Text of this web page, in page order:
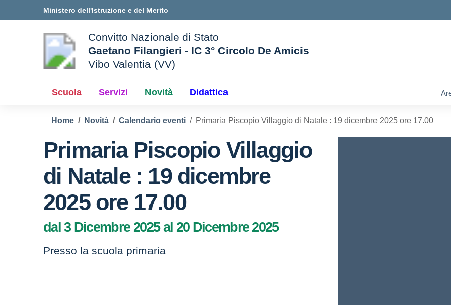
Ministero dell'Istruzione e del Merito
scuola
Convitto Nazionale di Stato
Gaetano Filangieri - IC 3° Circolo De Amicis
Vibo Valentia (VV)
Scuola Servizi Novità Didattica
Home Novità Calendario eventi Primaria Piscopio Villaggio di Natale : 19 dicembre 2025 ore 17.00
Primaria Piscopio Villaggio
di Natale : 19 dicembre
2025 ore 17.00
dal 3 Dicembre 2025 al 20 Dicembre 2025
Presso la scuola primaria